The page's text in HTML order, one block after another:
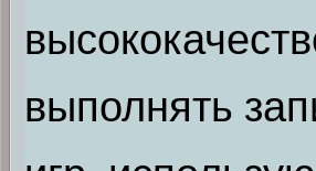
выполнять